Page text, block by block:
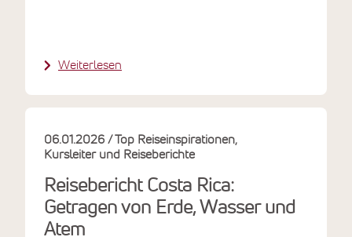
Weiterlesen
Reisebericht Costa Rica:
Getragen von Erde, Wasser und
Atem
06.01.2026
Top Reiseinspirationen
Kursleiter und Reiseberichte